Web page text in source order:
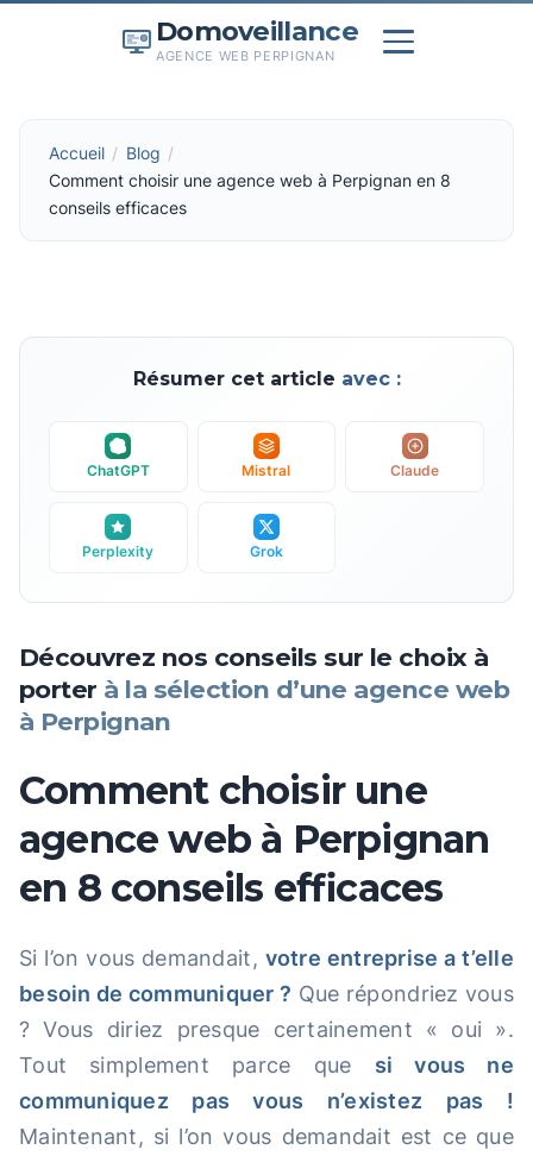
Domoveillance
AGENCE WEB PERPIGNAN
Accueil
Blog
Comment choisir une agence web à Perpignan en 8
conseils efficaces
Résumer cet article avec :
ChatGPT Mistral Claude
Perplexity Grok
Découvrez nos conseils sur le choix à
porter à la sélection d’une agence web
à Perpignan
Comment choisir une
agence web à Perpignan
en 8 conseils efficaces
Si l’on vous demandait, votre entreprise a t’elle
besoin de communiquer ? Que répondriez vous
? Vous diriez presque certainement « oui ».
Tout simplement parce que si vous ne
communiquez pas vous n’existez pas !
Maintenant, si l’on vous demandait est ce que